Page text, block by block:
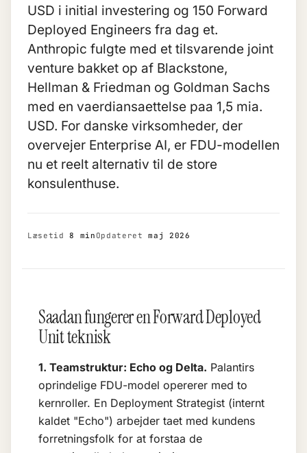
USD i initial investering og 150 Forward
Deployed Engineers fra dag et.
Anthropic fulgte med et tilsvarende joint
venture bakket op af Blackstone,
Hellman & Friedman og Goldman Sachs
med en vaerdiansaettelse paa 1,5 mia.
USD. For danske virksomheder, der
overvejer Enterprise AI, er FDU-modellen
nu et reelt alternativ til de store
konsulenthuse.
Læsetid8 min Opdateretmaj 2026
Saadan fungerer en Forward Deployed
Unit teknisk
1. Teamstruktur: Echo og Delta. Palantirs
oprindelige FDU-model opererer med to
kernroller. En Deployment Strategist (internt
kaldet "Echo") arbejder taet med kundens
forretningsfolk for at forstaa de